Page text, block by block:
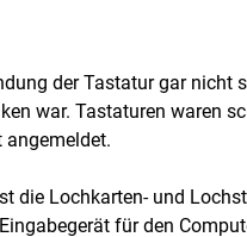
der Tastatur gar nicht
war. Tastaturen waren
Lochkarten- und
für den